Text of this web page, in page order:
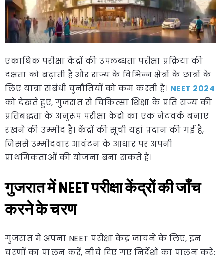
एकाधिक परीक्षा केंद्रों की उपलब्धता परीक्षा प्रक्रिया की
दक्षता को बढ़ाती है और राज्य के विभिन्न क्षेत्रों के छात्रों के
लिए यात्रा संबंधी चुनौतियों को कम करती है। NEET 2024
को देखते हुए, गुजरात से चिकित्सा शिक्षा के प्रति राज्य की
प्रतिबद्धता के अनुरूप परीक्षा केंद्रों का एक नेटवर्क बनाए
रखने की उम्मीद है। केंद्रों की सूची यहां प्रदान की गई है,
जिससे उम्मीदवार आवंटन के आधार पर अपनी
प्राथमिकताओं की योजना बना सकते हैं।
गुजरात में NEET परीक्षा केंद्रों की जाँच
करने के चरण
गुजरात में अपना NEET परीक्षा केंद्र जांचने के लिए, इन
चरणों का पालन करें, नीचे दिए गए निर्देशों का पालन करें: